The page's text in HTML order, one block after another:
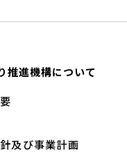
推進機構について
及び事業計画